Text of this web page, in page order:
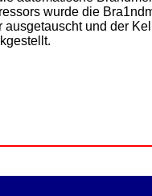
wurde die
ausgetauscht und der